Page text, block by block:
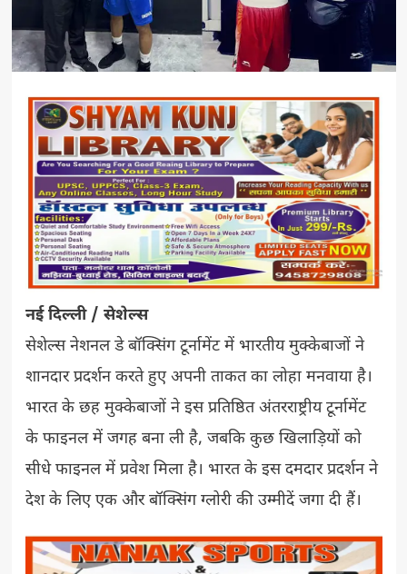
नई दिल्ली / सेशेल्स
सेशेल्स नेशनल डे बॉक्सिंग टूर्नामेंट में भारतीय मुक्केबाजों ने
शानदार प्रदर्शन करते हुए अपनी ताकत का लोहा मनवाया है।
भारत के छह मुक्केबाजों ने इस प्रतिष्ठित अंतरराष्ट्रीय टूर्नामेंट
के फाइनल में जगह बना ली है, जबकि कुछ खिलाड़ियों को
सीधे फाइनल में प्रवेश मिला है। भारत के इस दमदार प्रदर्शन ने
देश के लिए एक और बॉक्सिंग ग्लोरी की उम्मीदें जगा दी हैं।